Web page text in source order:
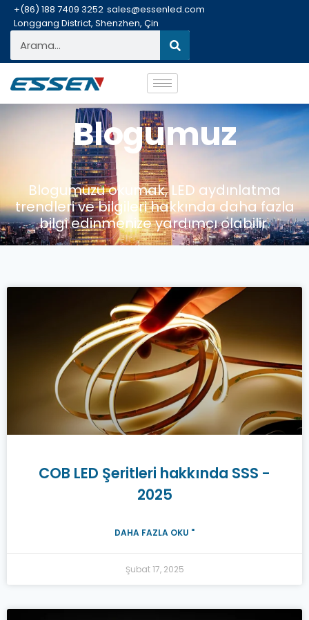
+(86) 188 7409 3252 sales@essenled.com
Longgang District, Shenzhen, Çin
Blogumuz
Blogumuzu okumak, LED aydınlatma
trendleri ve bilgileri hakkında daha fazla
bilgi edinmenize yardımcı olabilir.
COB LED Şeritleri hakkında SSS -
2025
DAHA FAZLA OKU "
Şubat 17, 2025